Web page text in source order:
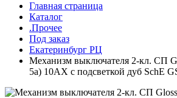
Главная страница
Каталог
.Прочее
Под заказ
Екатеринбург РЦ
Механизм выключателя 2-кл. СП
5а) 10AX с подсветкой дуб SchE